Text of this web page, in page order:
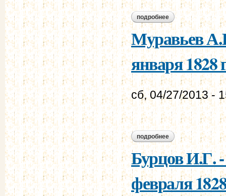
подробнее о лачинов е.е. -
Муравьев
января 1828
сб, 04/27/2013 -
подробнее о муравьев а.н. -
Бурцов И.Г.
февраля